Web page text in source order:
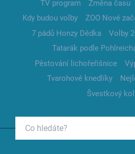
TV program
Změna času
Kdy budou volby
ZOO Nové
7 pádů Honzy Dědka
Volby
Tatarák podle
Pěstování lichořeřišnice
Tvarohové knedlíky
Švestkový